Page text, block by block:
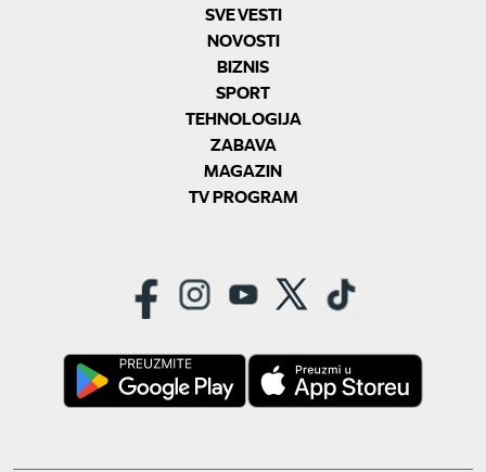
SVE VESTI
NOVOSTI
BIZNIS
SPORT
TEHNOLOGIJA
ZABAVA
MAGAZIN
TV PROGRAM